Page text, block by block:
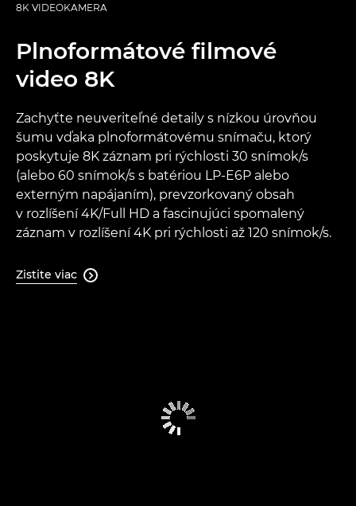
8K VIDEOKAMERA
Plnoformátové filmové
video 8K
Zachyťte neuveriteľné detaily s nízkou úrovňou
šumu vďaka plnoformátovému snímaču, ktorý
poskytuje 8K záznam pri rýchlosti 30 snímok/s
(alebo 60 snímok/s s batériou LP-E6P alebo
externým napájaním), prevzorkovaný obsah
v rozlíšení 4K/Full HD a fascinujúci spomalený
záznam v rozlíšení 4K pri rýchlosti až 120 snímok/s.
Zistite viac 